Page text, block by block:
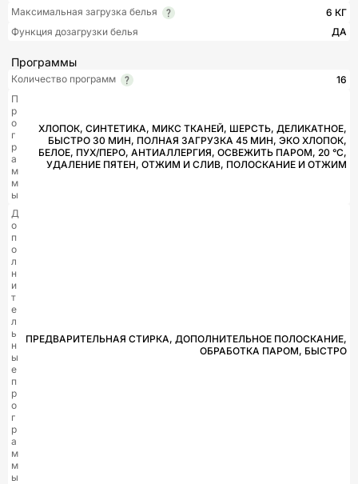
Максимальная загрузка белья
6 КГ
Функция дозагрузки белья
ДА
Программы
Количество программ
16
П
р
о
г
р
а
м
м
ы
ХЛОПОК, СИНТЕТИКА, МИКС ТКАНЕЙ, ШЕРСТЬ, ДЕЛИКАТНОЕ,
БЫСТРО 30 МИН, ПОЛНАЯ ЗАГРУЗКА 45 МИН, ЭКО ХЛОПОК,
БЕЛОЕ, ПУХ/ПЕРО, АНТИАЛЛЕРГИЯ, ОСВЕЖИТЬ ПАРОМ, 20 °С,
УДАЛЕНИЕ ПЯТЕН, ОТЖИМ И СЛИВ, ПОЛОСКАНИЕ И ОТЖИМ
Д
о
п
о
л
н
и
т
е
л
ь
н
ы
е
п
р
о
г
р
а
м
м
ы
ПРЕДВАРИТЕЛЬНАЯ СТИРКА, ДОПОЛНИТЕЛЬНОЕ ПОЛОСКАНИЕ,
ОБРАБОТКА ПАРОМ, БЫСТРО